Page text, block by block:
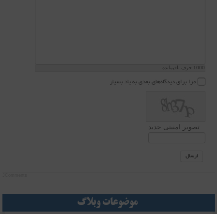
1000 حرف باقیمانده
مرا برای دیدگاه‌های بعدی به یاد بسپار
تصویر امنیتی جدید
ارسال
موضوعات وبلاگ